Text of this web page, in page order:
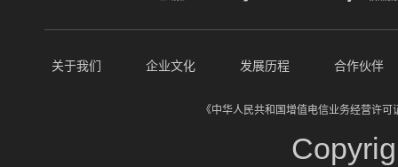
关于我们 企业文化 发展历程 合作伙伴
《中华人民共和国增值电信业务经营许